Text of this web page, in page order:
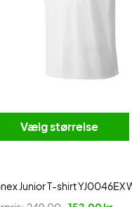
Vælg størrelse
Junior T-shirt YJ0046EX